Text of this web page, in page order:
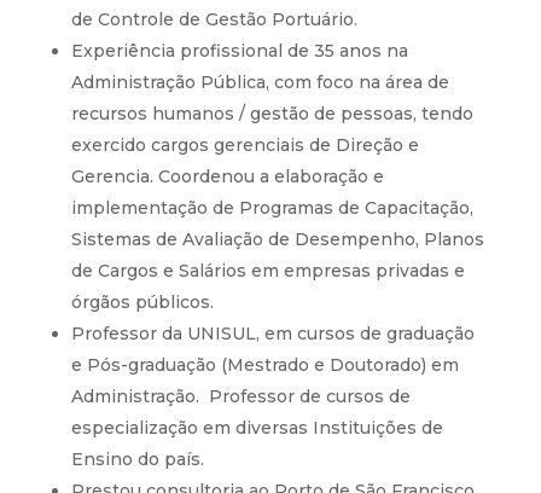
de Controle de Gestão Portuário.
Experiência profissional de 35 anos na
Administração Pública, com foco na área de
recursos humanos / gestão de pessoas, tendo
exercido cargos gerenciais de Direção e
Gerencia. Coordenou a elaboração e
implementação de Programas de Capacitação,
Sistemas de Avaliação de Desempenho, Planos
de Cargos e Salários em empresas privadas e
órgãos públicos.
Professor da UNISUL, em cursos de graduação
e Pós-graduação (Mestrado e Doutorado) em
Administração. Professor de cursos de
especialização em diversas Instituições de
Ensino do país.